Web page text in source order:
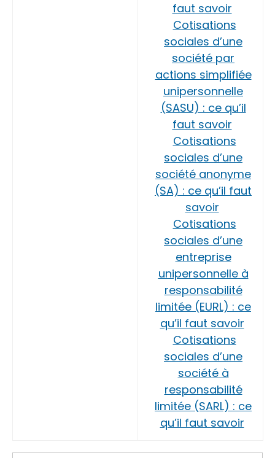
faut savoir
Cotisations
sociales d’une
société par
actions simplifiée
unipersonnelle
(SASU) : ce qu’il
faut savoir
Cotisations
sociales d’une
société anonyme
(SA) : ce qu’il faut
savoir
Cotisations
sociales d’une
entreprise
unipersonnelle à
responsabilité
limitée (EURL) : ce
qu’il faut savoir
Cotisations
sociales d’une
société à
responsabilité
limitée (SARL) : ce
qu’il faut savoir